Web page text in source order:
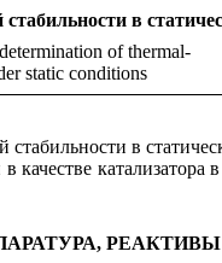
в
of thermal-
static conditions
в